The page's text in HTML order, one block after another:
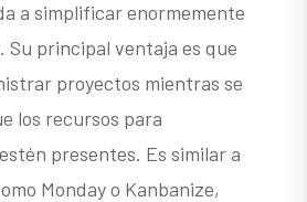
a simplificar enormemente
Su principal ventaja es que
proyectos mientras se
los recursos para
presentes. Es similar a
Monday o Kanbanize,